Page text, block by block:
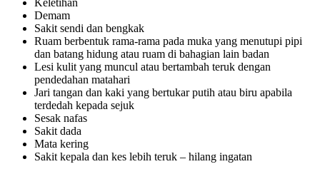
Keletihan
Demam
Sakit sendi dan bengkak
Ruam berbentuk rama-rama pada muka yang menutupi pipi
dan batang hidung atau ruam di bahagian lain badan
Lesi kulit yang muncul atau bertambah teruk dengan
pendedahan matahari
Jari tangan dan kaki yang bertukar putih atau biru apabila
terdedah kepada sejuk
Sesak nafas
Sakit dada
Mata kering
Sakit kepala dan kes lebih teruk – hilang ingatan